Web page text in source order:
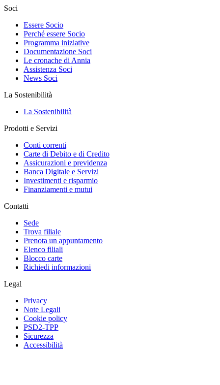
Soci
Essere Socio
Perché essere Socio
Programma iniziative
Documentazione Soci
Le cronache di Annia
Assistenza Soci
News Soci
La Sostenibilità
La Sostenibilità
Prodotti e Servizi
Conti correnti
Carte di Debito e di Credito
Assicurazioni e previdenza
Banca Digitale e Servizi
Investimenti e risparmio
Finanziamenti e mutui
Contatti
Sede
Trova filiale
Prenota un appuntamento
Elenco filiali
Blocco carte
Richiedi informazioni
Legal
Privacy
Note Legali
Cookie policy
PSD2-TPP
Sicurezza
Accessibilità